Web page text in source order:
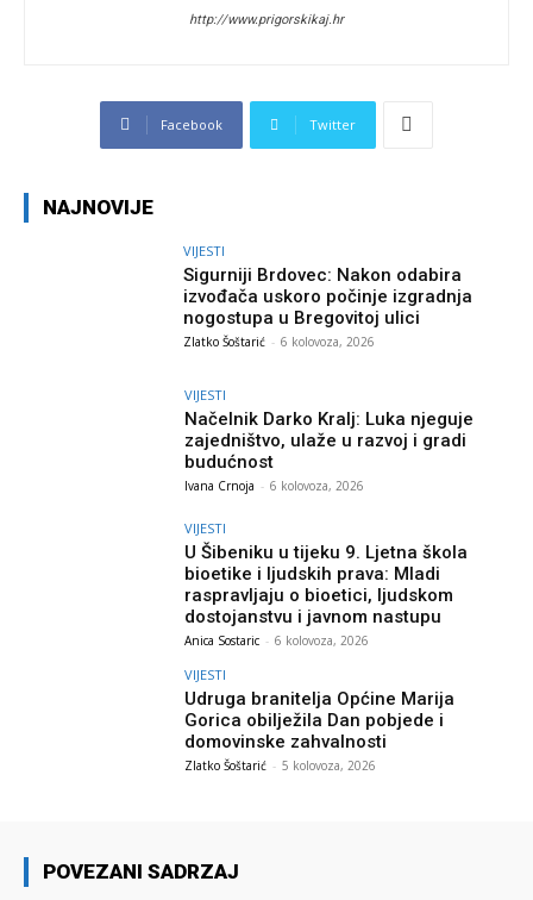
http://www.prigorskikaj.hr
Facebook Twitter
NAJNOVIJE
VIJESTI
Sigurniji Brdovec: Nakon odabira
izvođača uskoro počinje izgradnja
nogostupa u Bregovitoj ulici
Zlatko Šoštarić - 6 kolovoza, 2026
VIJESTI
Načelnik Darko Kralj: Luka njeguje
zajedništvo, ulaže u razvoj i gradi
budućnost
Ivana Crnoja - 6 kolovoza, 2026
VIJESTI
U Šibeniku u tijeku 9. Ljetna škola
bioetike i ljudskih prava: Mladi
raspravljaju o bioetici, ljudskom
dostojanstvu i javnom nastupu
Anica Sostaric - 6 kolovoza, 2026
VIJESTI
Udruga branitelja Općine Marija
Gorica obilježila Dan pobjede i
domovinske zahvalnosti
Zlatko Šoštarić - 5 kolovoza, 2026
POVEZANI SADRZAJ